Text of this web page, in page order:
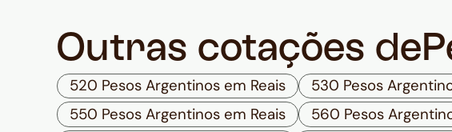
Outras cotações de
520 Pesos Argentinos em Reais 530 Pesos
550 Pesos Argentinos em Reais
560 Pesos